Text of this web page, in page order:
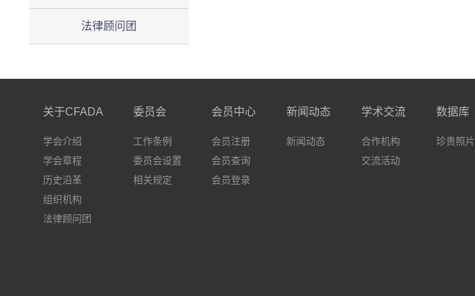
法律顾问团
关于CFADA
学会介绍
学会章程
历史沿革
组织机构
法律顾问团
委员会
工作条例
委员会设置
相关规定
会员中心
会员注册
会员查询
会员登录
新闻动态
新闻动态
学术交流
合作机构
交流活动
数据库
珍贵照片